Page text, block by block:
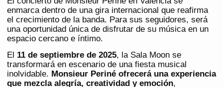
enmarca dentro de una gira internacional que reafirma
el crecimiento de la banda. Para sus seguidores, será
una oportunidad única de disfrutar de su música en un
espacio cercano e íntimo.
El 11 de septiembre de 2025, la Sala Moon se
transformará en escenario de una fiesta musical
inolvidable. Monsieur Periné ofrecerá una experiencia
que mezcla alegría, creatividad y emoción,